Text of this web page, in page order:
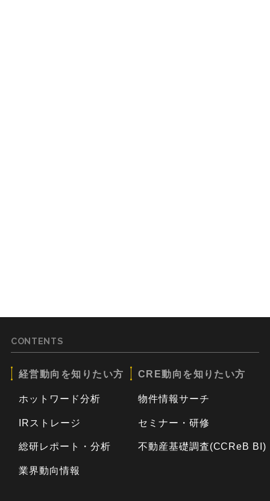
CONTENTS
経営動向を知りたい方
ホットワード分析
IRストレージ
総研レポート・分析
業界動向情報
CRE動向を知りたい方
物件情報サーチ
セミナー・研修
不動産基礎調査(CCReB BI)